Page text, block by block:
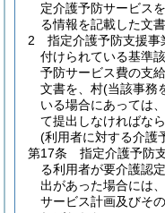
定介護予防サービス
る情報を記載した文
2
指定介護予防支援
付けられている基準
予防サービス費の支
文書を、村(当該事務
いる場合にあっては
て提出しなければなら
(利用者に対する介護
第17条
指定介護予防
る利用者が要介護認
出があった場合には
サービス計画及びそ